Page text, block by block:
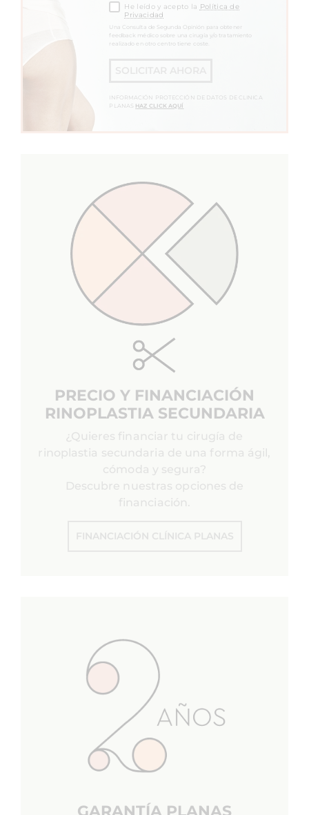
He leído y acepto la Política de
Privacidad
Una Consulta de Segunda Opinión para obtener
feedback médico sobre una cirugía y/o tratamiento
realizado en otro centro tiene coste.
INFORMACIÓN PROTECCIÓN DE DATOS DE CLINICA
PLANAS HAZ CLICK AQUÍ
PRECIO Y FINANCIACIÓN
RINOPLASTIA SECUNDARIA
¿Quieres financiar tu cirugía de
rinoplastia secundaria de una forma ágil,
cómoda y segura?
Descubre nuestras opciones de
financiación.
FINANCIACIÓN CLÍNICA PLANAS
GARANTÍA PLANAS